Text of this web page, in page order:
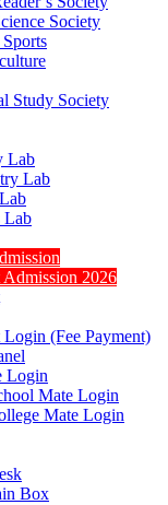
Society
Study Society
Lab
Lab
Lab
Admission 2026
Login (Fee Payment)
Login
Mate Login
Mate Login
Box